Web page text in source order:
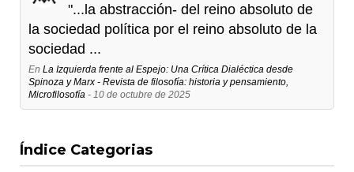
"...la abstracción- del reino absoluto de
la sociedad política por el reino absoluto de la
sociedad ...
En La Izquierda frente al Espejo: Una Crítica Dialéctica desde
Spinoza y Marx - Revista de filosofía: historia y pensamiento,
Microfilosofía - 10 de octubre de 2025
Índice Categorias